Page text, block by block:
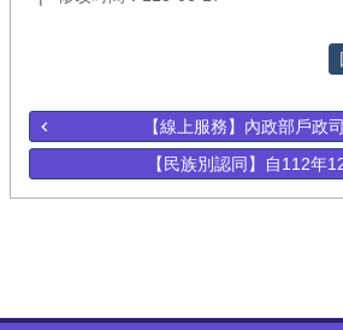
【線上服務】內政部戶政
【民族別認同】自112年